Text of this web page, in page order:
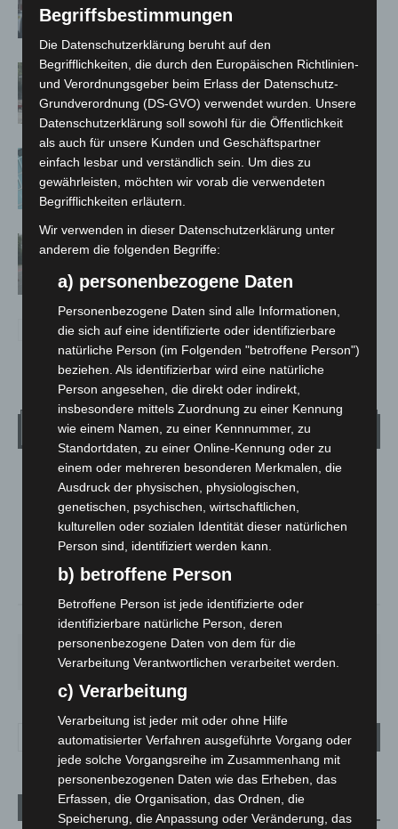
auf Baustelle
Gasleitung bei McDonald’s-Umbau in
Langenhagen beschädigt
Anklage nach Abschaltung von
„Archetyp Market“ erhoben
Hannover: Polizei stoppt 166
Großkontrolle
Wetter
LANGENHAGEN
Mäßig Bewölkt
22.9° C 24.1°
37% 5.4m/s 29%
DO.
28° 25° 27° 32° 35
Aktuelle Beiträge
Begriffsbestimmungen
Die Datenschutzerklärung beruht auf den
Begrifflichkeiten, die durch den Europäischen Richtlinien-
und Verordnungsgeber beim Erlass der Datenschutz-
Grundverordnung (DS-GVO) verwendet wurden. Unsere
Datenschutzerklärung soll sowohl für die Öffentlichkeit
als auch für unsere Kunden und Geschäftspartner
einfach lesbar und verständlich sein. Um dies zu
gewährleisten, möchten wir vorab die verwendeten
Begrifflichkeiten erläutern.
Wir verwenden in dieser Datenschutzerklärung unter
anderem die folgenden Begriffe:
a) personenbezogene Daten
Personenbezogene Daten sind alle Informationen,
die sich auf eine identifizierte oder identifizierbare
natürliche Person (im Folgenden "betroffene Person")
beziehen. Als identifizierbar wird eine natürliche
Person angesehen, die direkt oder indirekt,
insbesondere mittels Zuordnung zu einer Kennung
wie einem Namen, zu einer Kennnummer, zu
Standortdaten, zu einer Online-Kennung oder zu
einem oder mehreren besonderen Merkmalen, die
Ausdruck der physischen, physiologischen,
genetischen, psychischen, wirtschaftlichen,
kulturellen oder sozialen Identität dieser natürlichen
Person sind, identifiziert werden kann.
b) betroffene Person
Betroffene Person ist jede identifizierte oder
identifizierbare natürliche Person, deren
personenbezogene Daten von dem für die
Verarbeitung Verantwortlichen verarbeitet werden.
c) Verarbeitung
Verarbeitung ist jeder mit oder ohne Hilfe
automatisierter Verfahren ausgeführte Vorgang oder
jede solche Vorgangsreihe im Zusammenhang mit
personenbezogenen Daten wie das Erheben, das
Erfassen, die Organisation, das Ordnen, die
Speicherung, die Anpassung oder Veränderung, das